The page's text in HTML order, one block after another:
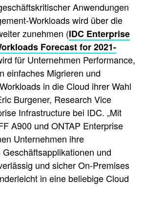
Anwendungen
Workloads wird über die
zunehmen (IDC Enterprise
Forecast for 2021-
für Unternehmen Performance,
einfaches Migrieren und
in die Cloud ihrer Wahl
Burgener, Research Vice
Infrastructure bei IDC. „Mit
A900 und ONTAP Enterprise
Unternehmen ihre
und
und sicher On-Premises
in eine beliebige Cloud